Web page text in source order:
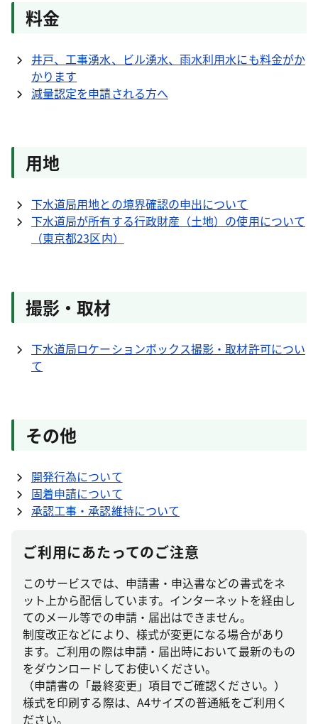
料金
井戸、工事湧水、ビル湧水、雨水利用水にも料金がか
かります
減量認定を申請される方へ
用地
下水道局用地との境界確認の申出について
下水道局が所有する行政財産（土地）の使用について
（東京都23区内）
撮影・取材
下水道局ロケーションボックス撮影・取材許可につい
て
その他
開発行為について
固着申請について
承認工事・承認維持について
ご利用にあたってのご注意
このサービスでは、申請書・申込書などの書式をネ
ット上から配信しています。インターネットを経由し
てのメール等での申請・届出はできません。
制度改正などにより、様式が変更になる場合があり
ます。ご利用の際は申請・届出時において最新のもの
をダウンロードしてお使いください。
（申請書の「最終変更」項目でご確認ください。）
様式を印刷する際は、A4サイズの普通紙をご利用く
ださい。